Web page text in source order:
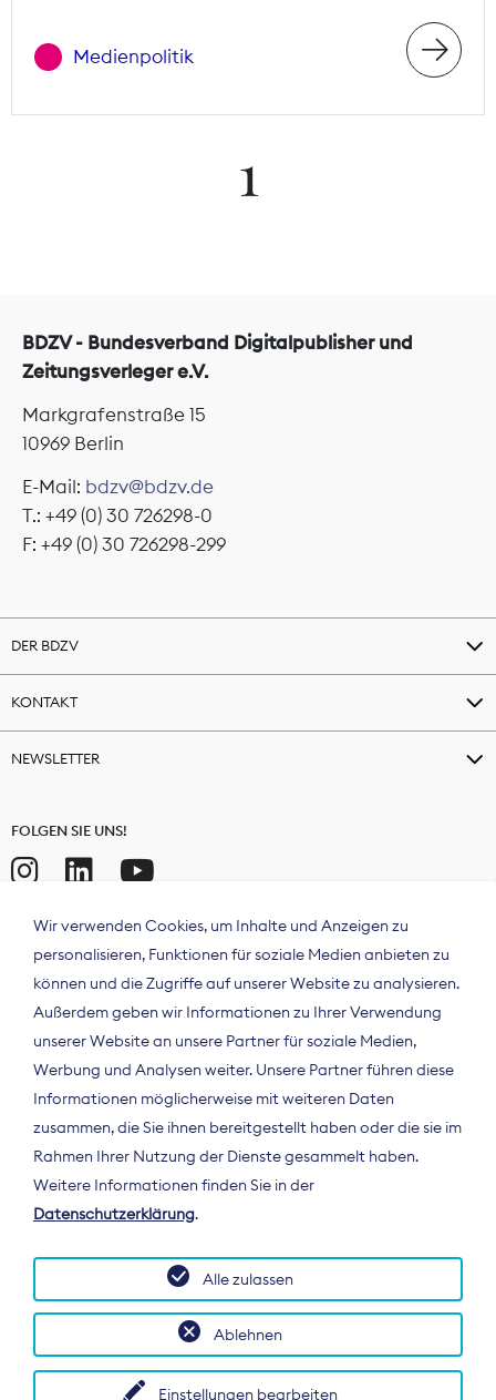
Medienpolitik
1
BDZV - Bundesverband Digitalpublisher und
Zeitungsverleger e.V.
Markgrafenstraße 15
10969 Berlin
E-Mail: bdzv@bdzv.de
T.: +49 (0) 30 726298-0
F: +49 (0) 30 726298-299
DER BDZV
KONTAKT
NEWSLETTER
FOLGEN SIE UNS!
Der Bundesverband Digitalpublisher und
Zeitungsverleger (BDZV) vertritt als
Spitzenorganisation die Interessen der
Deutschland und auf EU-Ebene.
Wir verwenden Cookies, um Inhalte und Anzeigen zu
personalisieren, Funktionen für soziale Medien anbieten zu
können und die Zugriffe auf unserer Website zu analysieren.
Außerdem geben wir Informationen zu Ihrer Verwendung
unserer Website an unsere Partner für soziale Medien,
Werbung und Analysen weiter. Unsere Partner führen diese
Informationen möglicherweise mit weiteren Daten
zusammen, die Sie ihnen bereitgestellt haben oder die sie im
Rahmen Ihrer Nutzung der Dienste gesammelt haben.
Weitere Informationen finden Sie in der
Datenschutzerklärung.
Einstellungen bearbeiten
Ablehnen
Alle zulassen